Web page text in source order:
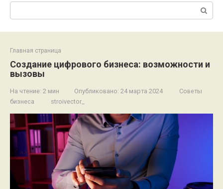
Главная страница
Создание цифрового бизнеса: возможности и
вызовы
На чтение: 2 мин Опубликовано: 24 марта 2024
Советы
бизнеса
stroivector_